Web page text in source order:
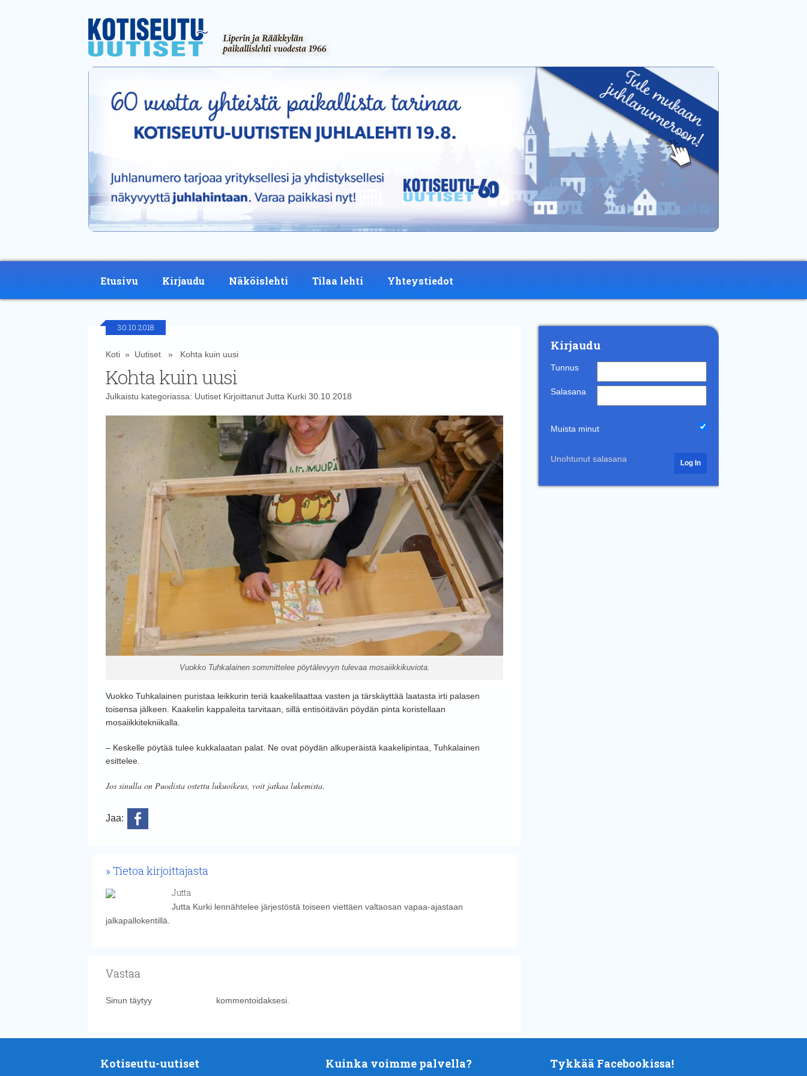
Etusivu Kirjaudu Näköislehti Tilaa lehti Yhteystiedot
30.10.2018
Koti» Uutiset» Kohta kuin uusi
Kohta kuin uusi
Julkaistu kategoriassa: UutisetKirjoittanut Jutta Kurki30.10.2018
Vuokko Tuhkalainen sommittelee pöytälevyyn tulevaa mosaiikkikuviota.
Vuokko Tuhkalainen puristaa leikkurin teriä kaakelilaattaa vasten ja tärskäyttää laatasta irti palasen
toisensa jälkeen. Kaakelin kappaleita tarvitaan, sillä entisöitävän pöydän pinta koristellaan
mosaiikkitekniikalla.
– Keskelle pöytää tulee kukkalaatan palat. Ne ovat pöydän alkuperäistä kaakelipintaa, Tuhkalainen
esittelee.
Jos sinulla on Puodista ostettu lukuoikeus, voit jatkaa lukemista.
Jaa:
Tietoa kirjoittajasta
Jutta
Jutta Kurki lennähtelee järjestöstä toiseen viettäen valtaosan vapaa-ajastaan
jalkapallokentillä.
Vastaa
Sinun täytyy kommentoidaksesi.
Kirjaudu
Tunnus
Salasana
Muista minut
Unohtunut salasana
Kotiseutu-uutiset Kuinka voimme palvella? Tykkää Facebookissa!